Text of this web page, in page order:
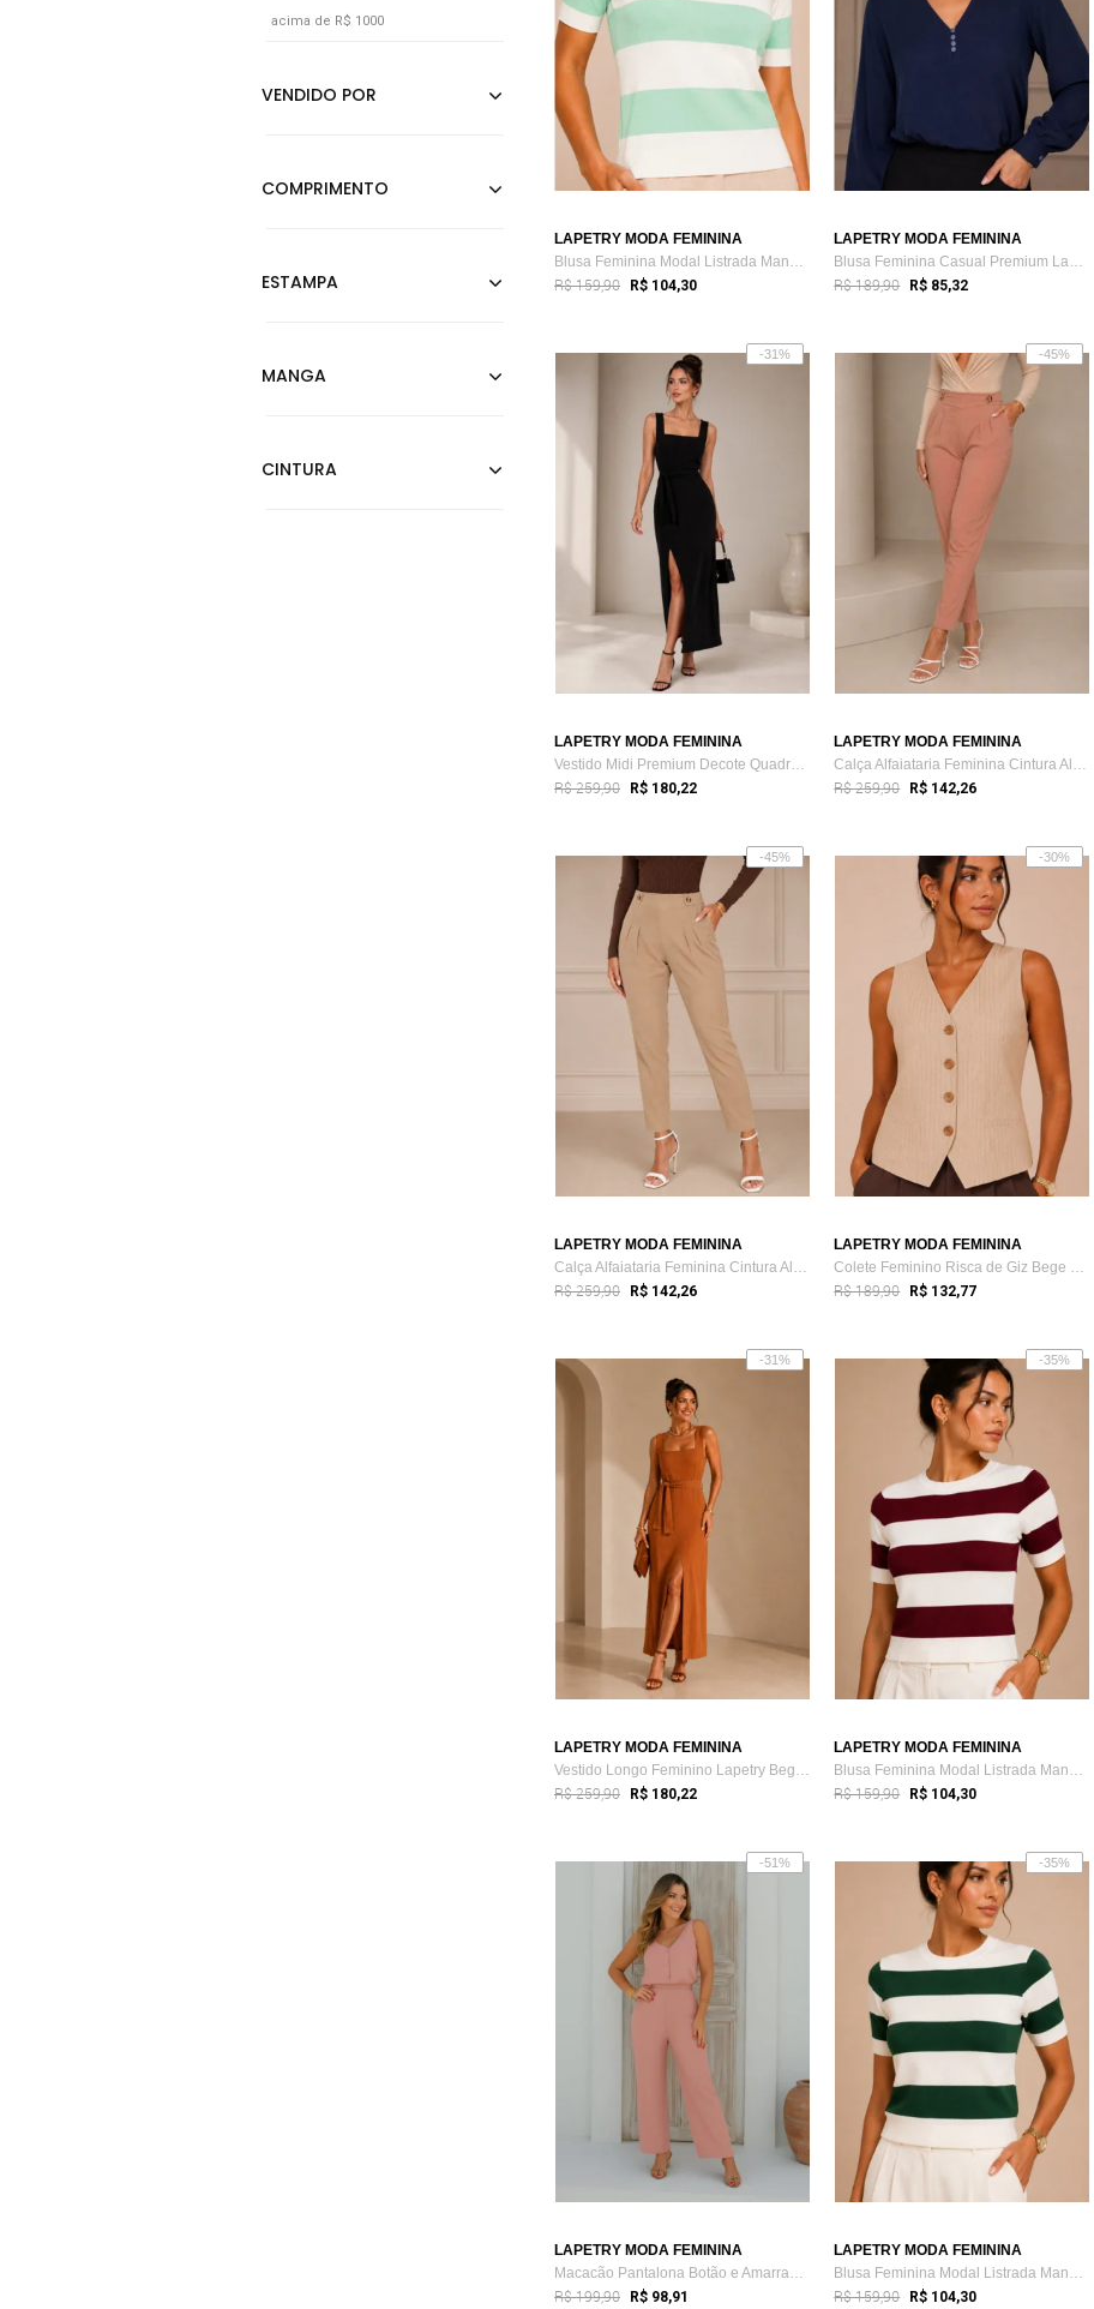
Preto
Rosê
Terracota
acima de R$ 1000
LAPETRY MODA FEMININA
Blusa Feminina Modal Listrada Manga Curt...
R$ 159,90 R$ 104,30
LAPETRY MODA FEMININA
Blusa Feminina Casual Premium Lapetry El...
R$ 189,90 R$ 85,32
-31%
LAPETRY MODA FEMININA
Vestido Midi Premium Decote Quadrado com...
R$ 259,90 R$ 180,22
-45%
LAPETRY MODA FEMININA
Calça Alfaiataria Feminina Cintura Alta ...
R$ 259,90 R$ 142,26
-45%
LAPETRY MODA FEMININA
Calça Alfaiataria Feminina Cintura Alta ...
R$ 259,90 R$ 142,26
-30%
LAPETRY MODA FEMININA
Colete Feminino Risca de Giz Bege Lapetr...
R$ 189,90 R$ 132,77
-31%
LAPETRY MODA FEMININA
Vestido Longo Feminino Lapetry Bege com ...
R$ 259,90 R$ 180,22
-35%
LAPETRY MODA FEMININA
Blusa Feminina Modal Listrada Manga Curt...
R$ 159,90 R$ 104,30
-51%
LAPETRY MODA FEMININA
Macacão Pantalona Botão e Amarração Lape...
R$ 199,90 R$ 98,91
-35%
LAPETRY MODA FEMININA
Blusa Feminina Modal Listrada Manga Curt...
R$ 159,90 R$ 104,30